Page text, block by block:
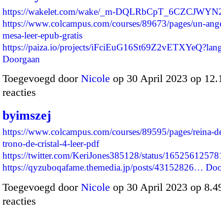
https://wakelet.com/wake/_m-
https://www.colcampus.com/courses/89673/pages/un-
mesa-leer-epub-gratis
https://paiza.io/projects/
Doorgaan
Toegevoegd door Nicole op 30 April 2023 op
reacties
byimszej
https://www.colcampus.com/courses/89595/pages/reina-
trono-de-cristal-4-leer-pdf
https://twitter.com/KeriJones385128/status/
https://qyzuboqafame.themedia.jp/posts/43152826…
Toegevoegd door Nicole op 30 April 2023 op
reacties